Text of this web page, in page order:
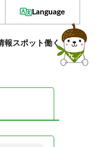
Language
報スポット働く